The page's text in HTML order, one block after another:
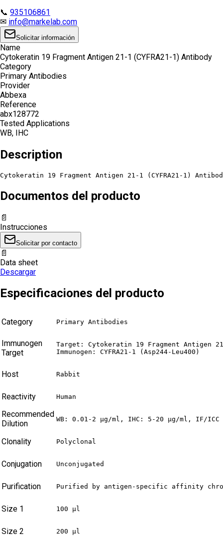
📞 935106861
✉ info@markelab.com
Solicitar información
Name
Cytokeratin 19 Fragment Antigen 21-1 (CYFRA21-1) Antibody
Category
Primary Antibodies
Provider
Abbexa
Reference
abx128772
Tested Applications
WB, IHC
Description
Cytokeratin 19 Fragment Antigen 21-1 (CYFRA21-1)
Documentos del producto
📄
Instrucciones
Solicitar por contacto
📄
Data sheet
Descargar
Especificaciones del producto
Category Primary Antibodies
Immunogen
Target
Target: Cytokeratin 19 Fragment Antigen
Immunogen: CYFRA21-1 (Asp244-Leu400)
Host Rabbit
Reactivity Human
Recommended
Dilution
WB: 0.01-2 µg/ml, IHC: 5-20 µg/ml, IF/
Clonality Polyclonal
Conjugation Unconjugated
Purification Purified by antigen-specific affinity
Size 1 100 µl
Size 2 200 µl